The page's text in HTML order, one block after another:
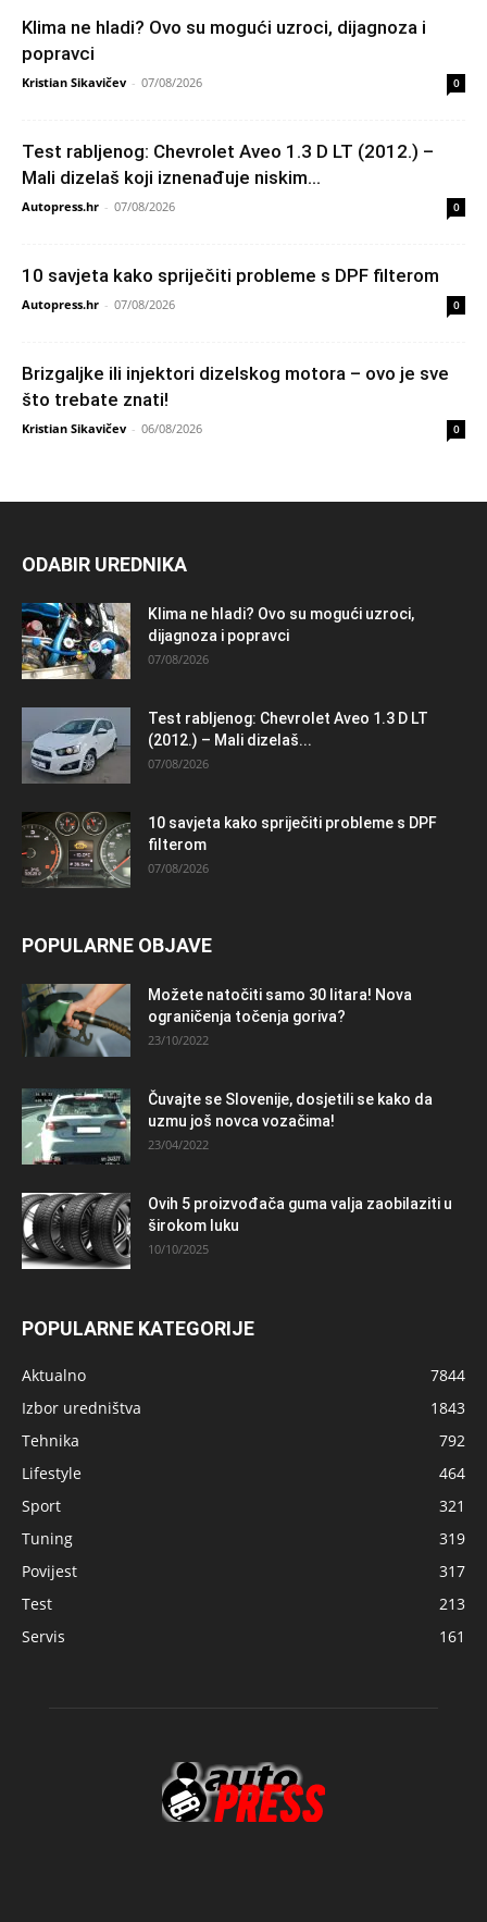
Klima ne hladi? Ovo su mogući uzroci, dijagnoza i
popravci
Kristian Sikavičev - 07/08/2026 0
Test rabljenog: Chevrolet Aveo 1.3 D LT (2012.) –
Mali dizelaš koji iznenađuje niskim...
Autopress.hr - 07/08/2026 0
10 savjeta kako spriječiti probleme s DPF filterom
Autopress.hr - 07/08/2026 0
Brizgaljke ili injektori dizelskog motora – ovo je sve
što trebate znati!
Kristian Sikavičev - 06/08/2026 0
ODABIR UREDNIKA
Klima ne hladi? Ovo su mogući uzroci,
dijagnoza i popravci
07/08/2026
Test rabljenog: Chevrolet Aveo 1.3 D LT
(2012.) – Mali dizelaš...
07/08/2026
10 savjeta kako spriječiti probleme s DPF
filterom
07/08/2026
POPULARNE OBJAVE
Možete natočiti samo 30 litara! Nova
ograničenja točenja goriva?
23/10/2022
Čuvajte se Slovenije, dosjetili se kako da
uzmu još novca vozačima!
23/04/2022
Ovih 5 proizvođača guma valja zaobilaziti u
širokom luku
10/10/2025
POPULARNE KATEGORIJE
Aktualno
7844
Izbor uredništva
1843
Tehnika
792
Lifestyle
464
Sport
321
Tuning
319
Povijest
317
Test
213
Servis
161